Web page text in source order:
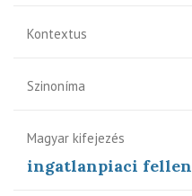
Kontextus
Szinoníma
Magyar kifejezés
ingatlanpiaci